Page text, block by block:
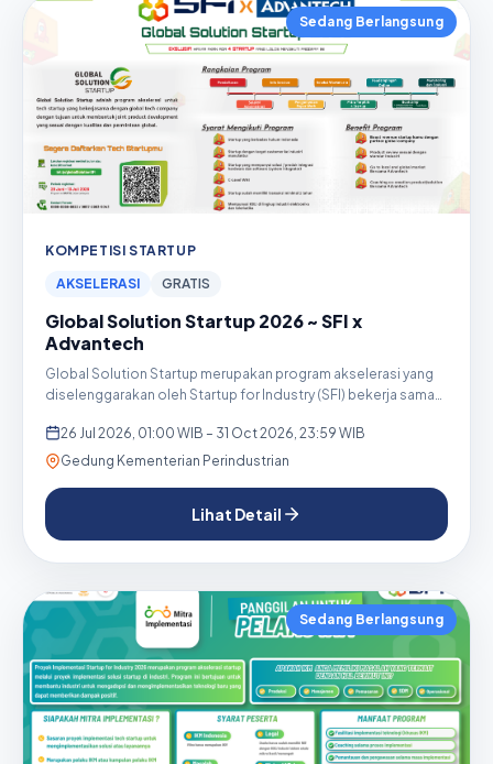
Sedang Berlangsung
KOMPETISI STARTUP
AKSELERASI
GRATIS
Global Solution Startup 2026 ~ SFI x
Advantech
Global Solution Startup merupakan program akselerasi yang
diselenggarakan oleh Startup for Industry (SFI) bekerja sama
26 Jul 2026, 01:00 WIB – 31 Oct 2026, 23:59 WIB
Gedung Kementerian Perindustrian
Lihat Detail
Sedang Berlangsung